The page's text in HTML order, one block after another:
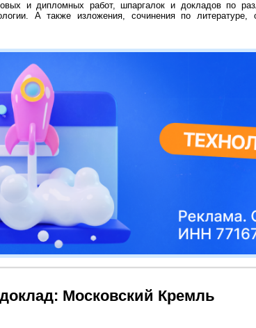
и дипломных работ, шпаргалок и докладов по
А также изложения, сочинения по литературе,
Московский Кремль